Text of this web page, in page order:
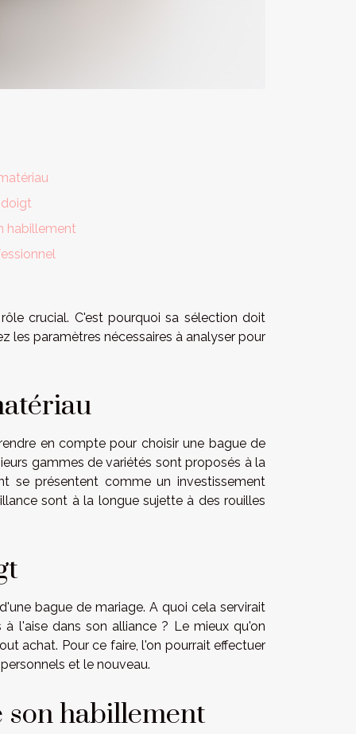
habillement
crucial. C'est pourquoi sa sélection doit
les paramètres nécessaires à analyser pour
en compte pour choisir une bague de
gammes de variétés sont proposés à la
se présentent comme un investissement
sont à la longue sujette à des rouilles
bague de mariage. A quoi cela servirait
l'aise dans son alliance ? Le mieux qu'on
achat. Pour ce faire, l'on pourrait effectuer
et le nouveau.
son habillement